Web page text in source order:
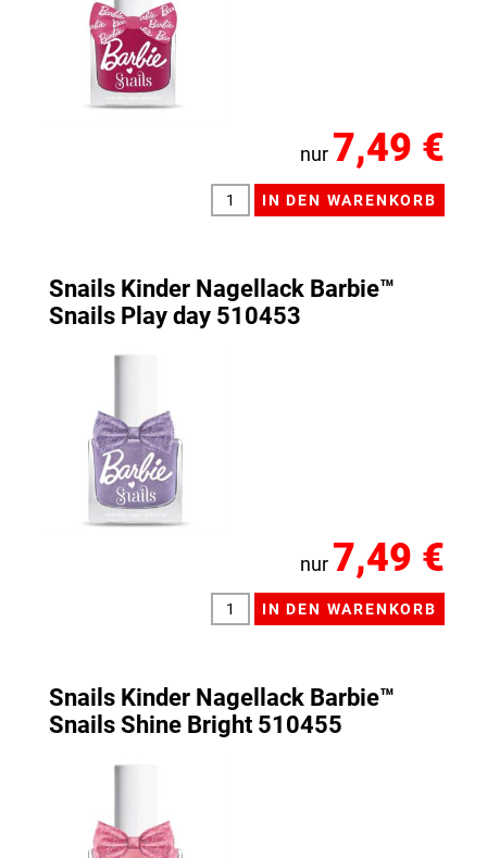
nur 7,49 €
Snails Kinder Nagellack Barbie™
Snails Play day 510453
nur 7,49 €
Snails Kinder Nagellack Barbie™
Snails Shine Bright 510455